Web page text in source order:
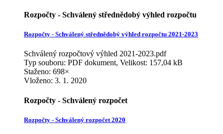
Rozpočty - Schválený střednědobý výhled rozpočtu
Rozpočty - Schválený střednědobý výhled rozpočtu 2021-2023
Schválený rozpočtový výhled 2021-2023.pdf
Typ souboru: PDF dokument, Velikost: 157,04 kB
Staženo: 698×
Vloženo: 3. 1. 2020
Rozpočty - Schválený rozpočet
Rozpočty - Schválený rozpočet 2020